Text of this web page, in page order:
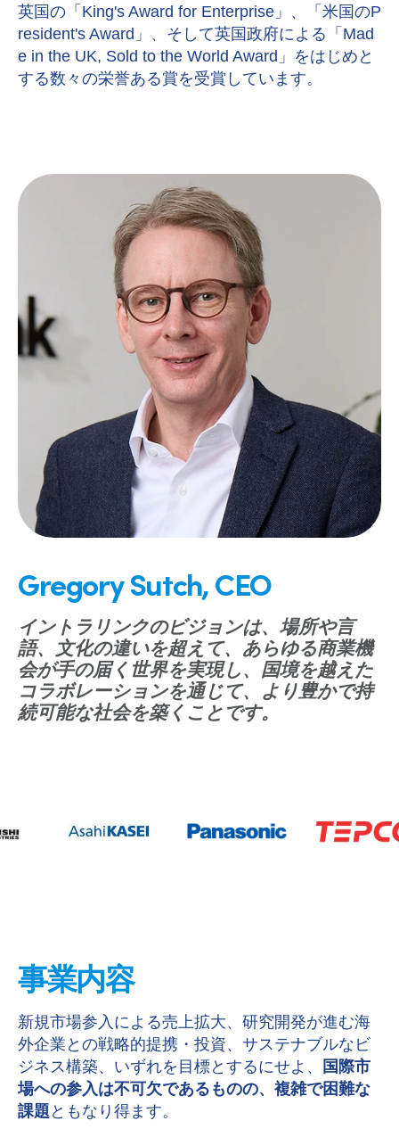
英国の「 King's Award for Enterprise」、「米国のP
resident's Award」、そして英国政府による「Mad
e in the UK, Sold to the World Award」をはじめと
する数々の栄誉ある賞を受賞しています。
Gregory Sutch, CEO
イントラリンクのビジョンは、場所や言
語、文化の違いを超えて、あらゆる商業機
会が手の届く世界を実現し、国境を越えた
コラボレーションを通じて、より豊かで持
続可能な社会を築くことです。
事業内容
新規市場参入による売上拡大、研究開発が進む海
外企業との戦略的提携・投資、サステナブルなビ
ジネス構築、いずれを目標とするにせよ、
国際市
場への参入は不可欠であるものの、複雑で困難な
課題 ともなり得ます。